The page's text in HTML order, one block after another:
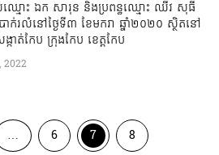
ឈ្មោះ ឯក សារុន និងប្រពន្ធឈ្មោះ ឈីវ សុធី
ក់រលំនៅថ្ងៃទី៣ ខែមករា ឆ្នាំ២០២០ ស្ថិតនៅ
ាត់កែប ក្រុងកែប ខេត្តកែប
2022
… 6 7 8